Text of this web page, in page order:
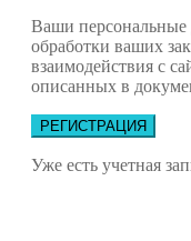
Ваши персональные
обработки ваших
взаимодействия с
описанных в
РЕГИСТРАЦИЯ
Уже есть учетная